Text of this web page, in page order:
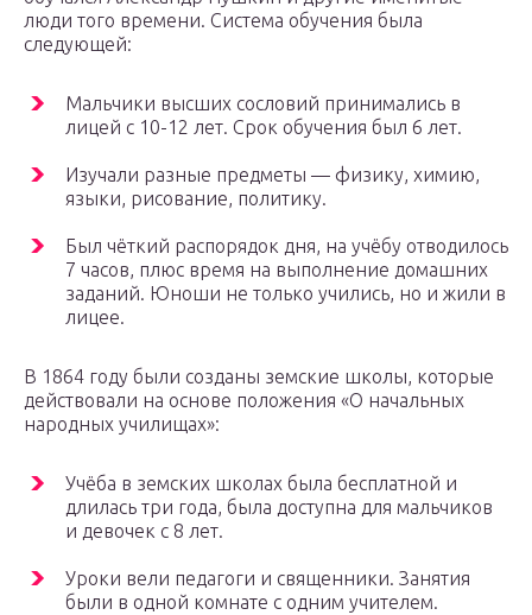
люди того времени. Система обучения была
следующей:
Мальчики высших сословий принимались в
лицей с 10-12 лет. Срок обучения был 6 лет.
Изучали разные предметы — физику, химию,
языки, рисование, политику.
Был чёткий распорядок дня, на учёбу отводилось
7 часов, плюс время на выполнение домашних
заданий. Юноши не только учились, но и жили в
лицее.
В 1864 году были созданы земские школы, которые
действовали на основе положения «О начальных
народных училищах»:
Учёба в земских школах была бесплатной и
длилась три года, была доступна для мальчиков
и девочек с 8 лет.
Уроки вели педагоги и священники. Занятия
были в одной комнате с одним учителем.